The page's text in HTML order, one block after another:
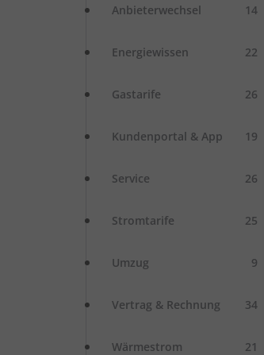
Anbieterwechsel 14
Energiewissen 22
Gastarife 26
Kundenportal & App 19
Service 26
Stromtarife 25
Umzug 9
Vertrag & Rechnung 34
Wärmestrom 21